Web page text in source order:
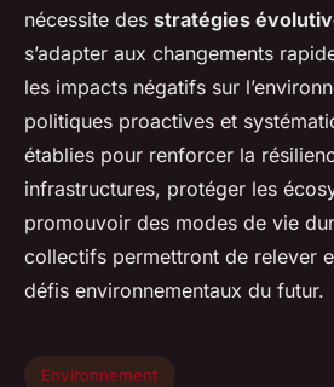
nécessite des stratégies
s’adapter aux changements
les impacts négatifs sur
politiques proactives et
établies pour renforcer la
infrastructures, protéger les
promouvoir des modes de vie
collectifs permettront de relever
défis environnementaux du futur.
Environnement